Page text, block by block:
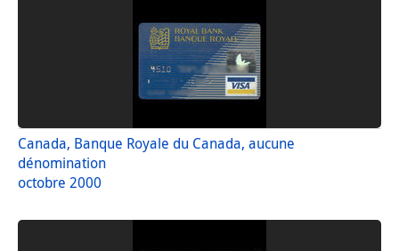
Canada, Banque Royale du Canada, aucune
dénomination
octobre 2000